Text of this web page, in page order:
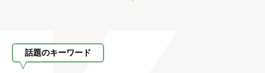
話題のキーワード